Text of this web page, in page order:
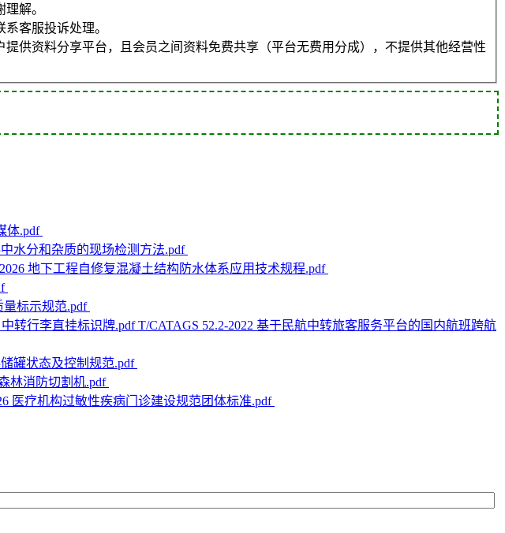
解。
客服投诉处理。
供资料分享平台，且会员之间资料免费共享（平台无费用分成），不提供其他经营性
体.pdf
水分和杂质的现场检测方法.pdf
地下工程自修复混凝土结构防水体系应用技术规程.pdf
量标示规范.pdf
T/CATAGS 52.2-2022 基于民航中转旅客服务平台的国内航班跨航
罐状态及控制规范.pdf
林消防切割机.pdf
医疗机构过敏性疾病门诊建设规范团体标准.pdf